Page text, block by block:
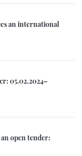
an international
05.02.2024–
open tender: